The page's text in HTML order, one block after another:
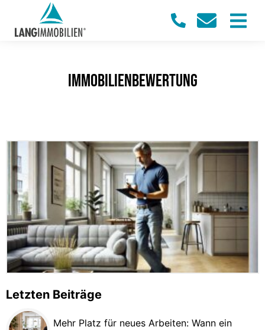
Immobilienbewertung
Letzten Beiträge
Mehr Platz für neues Arbeiten: Wann ein